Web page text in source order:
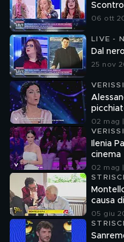
06 ott
LIVE -
Dal
25 nov
02 mag
Ilenia
cinema
02 mag
causa
05 giu